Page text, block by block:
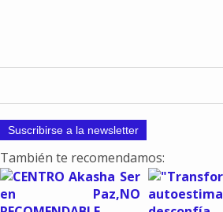
Suscribirse a la newsletter
También te recomendamos: